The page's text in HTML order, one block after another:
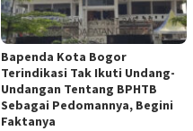
Bapenda Kota Bogor
Terindikasi Tak Ikuti Undang-
Undangan Tentang BPHTB
Sebagai Pedomannya, Begini
Faktanya